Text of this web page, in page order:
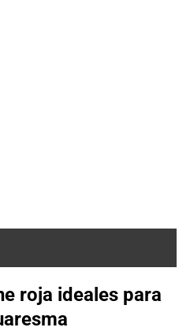
roja ideales para